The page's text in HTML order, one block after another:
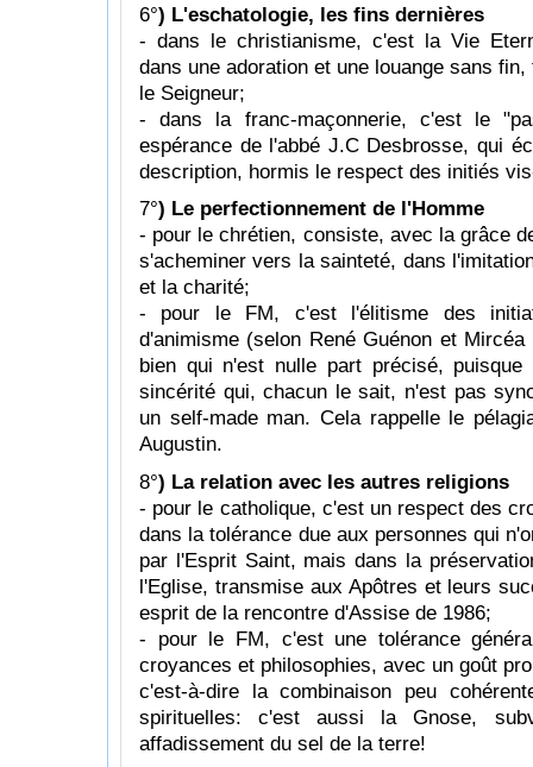
6°) L'eschatologie, les fins dernières
- dans le christianisme, c'est la Vie
dans une adoration et une louange sans
le Seigneur;
- dans la franc-maçonnerie, c'est le
espérance de l'abbé J.C Desbrosse, qui
description, hormis le respect des initiés
7°) Le perfectionnement de l'Homme
- pour le chrétien, consiste, avec la grâce
s'acheminer vers la sainteté, dans
et la charité;
- pour le FM, c'est l'élitisme des
d'animisme (selon René Guénon et
bien qui n'est nulle part précisé,
sincérité qui, chacun le sait, n'est pas
un self-made man. Cela rappelle le
Augustin.
8°) La relation avec les autres religions
- pour le catholique, c'est un respect des
dans la tolérance due aux personnes qui
par l'Esprit Saint, mais dans la
l'Eglise, transmise aux Apôtres et leurs
esprit de la rencontre d'Assise de 1986;
- pour le FM, c'est une tolérance
croyances et philosophies, avec un goût
c'est-à-dire la combinaison peu
spirituelles: c'est aussi la Gnose,
affadissement du sel de la terre!